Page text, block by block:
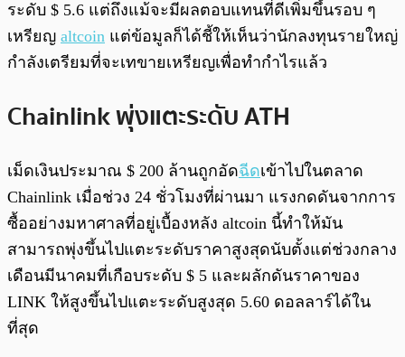
ระดับ $ 5.6 แต่ถึงแม้จะมีผลตอบแทนที่ดีเพิ่มขึ้นรอบ ๆ
เหรียญ altcoin แต่ข้อมูลก็ได้ชี้ให้เห็นว่านักลงทุนรายใหญ่
กำลังเตรียมที่จะเทขายเหรียญเพื่อทำกำไรแล้ว
Chainlink พุ่งแตะระดับ ATH
เม็ดเงินประมาณ $ 200 ล้านถูกอัดฉีดเข้าไปในตลาด
Chainlink เมื่อช่วง 24 ชั่วโมงที่ผ่านมา แรงกดดันจากการ
ซื้ออย่างมหาศาลที่อยู่เบื้องหลัง altcoin นี้ทำให้มัน
สามารถพุ่งขึ้นไปแตะระดับราคาสูงสุดนับตั้งแต่ช่วงกลาง
เดือนมีนาคมที่เกือบระดับ $ 5 และผลักดันราคาของ
LINK ให้สูงขึ้นไปแตะระดับสูงสุด 5.60 ดอลลาร์ได้ใน
ที่สุด